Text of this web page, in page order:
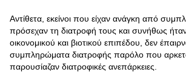
Αντίθετα, εκείνοι που είχαν ανάγκη από
πρόσεχαν τη διατροφή τους και συνήθως
οικονομικού και βιοτικού επιπέδου, δεν
συμπληρώματα διατροφής παρόλο που
παρουσίαζαν διατροφικές ανεπάρκειες.